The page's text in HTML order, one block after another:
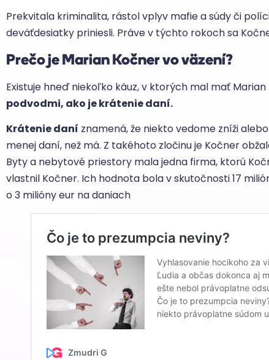
Prekvitala kriminalita, rástol vplyv mafie a súdy či
deväťdesiatky priniesli. Práve v týchto rokoch sa
Prečo je Marian Kočner vo väzení?
Existuje hneď niekoľko káuz, v ktorých mal mať
podvodmi, ako je krátenie daní.
Krátenie daní znamená, že niekto vedome zníži
menej daní, než má. Z takéhoto zločinu je Kočner
Byty a nebytové priestory mala jedna firma, ktorú
vlastnil Kočner. Ich hodnota bola v skutočnosti 17
o 3 milióny eur na daniach